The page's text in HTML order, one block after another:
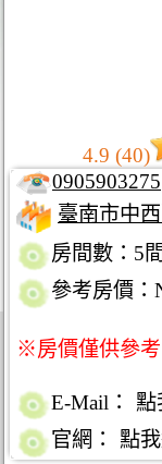
4.9 (40)
0905903275
臺南市中
房間數：5間
參考房價：
※房價僅供參
E-Mail：
點
官網：
點